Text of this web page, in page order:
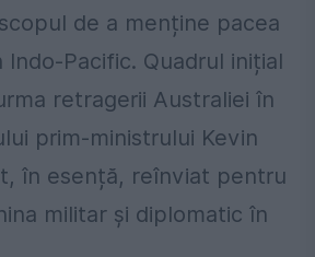
de a menține pacea
Pacific. Quadrul inițial
retragerii Australiei în
prim-ministrului Kevin
în esență, reînviat pentru
militar și diplomatic în